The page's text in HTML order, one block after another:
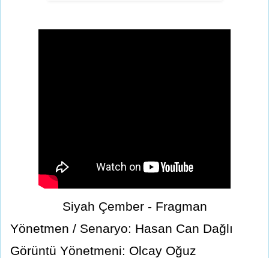
Siyah Çember - Fragman
Yönetmen / Senaryo: Hasan Can Dağlı
Görüntü Yönetmeni: Olcay Oğuz